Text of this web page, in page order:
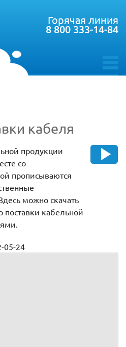
toggle
Горячая линия
8 800 333-14-84
кабеля
продукции
со
прописываются
можно скачать
поставки кабельной
05-24